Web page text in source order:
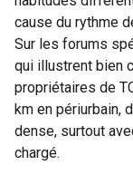
cause du rythme
Sur les forums
qui illustrent bien
propriétaires de
km en périurbain,
dense, surtout
chargé.